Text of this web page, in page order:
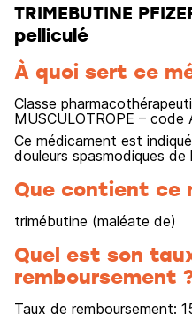
TRIMEBUTINE
pelliculé
À quoi sert ce
Classe
MUSCULOTROPE – code
Ce médicament est
douleurs spasmodiques de
Que contient ce
trimébutine (maléate de)
Quel est son
remboursement
Taux de remboursement: